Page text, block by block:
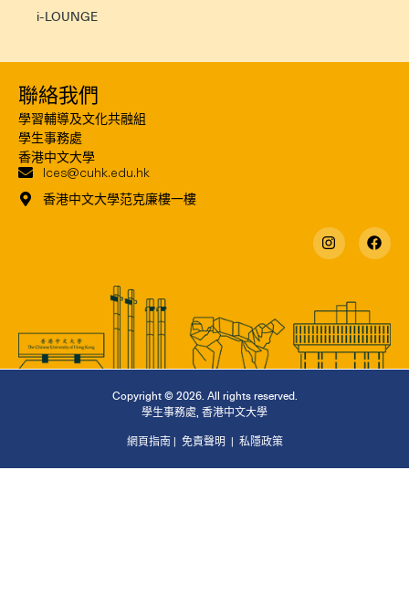
i-LOUNGE
聯絡我們
學習輔導及文化共融組
學生事務處
香港中文大學
lces@cuhk.edu.hk
香港中文大學范克廉樓一樓
Copyright © 2026. All rights reserved.
學生事務處, 香港中文大學
網頁指南| 免責聲明 | 私隱政策